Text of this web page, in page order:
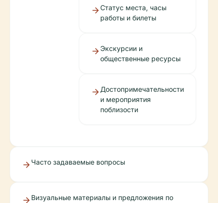
Статус места, часы
работы и билеты
Экскурсии и
общественные ресурсы
Достопримечательности
и мероприятия
поблизости
Часто задаваемые вопросы
Визуальные материалы и предложения по